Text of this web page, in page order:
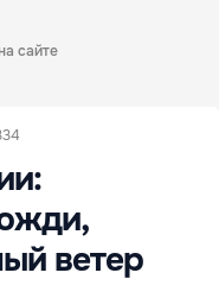
сайте
ветер